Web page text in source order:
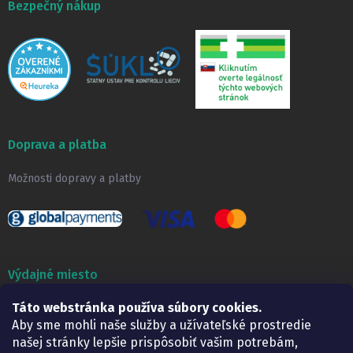
Táto webstránka používa súbory cookies.
Aby sme mohli naše služby a užívateľské prostredie
našej stránky lepšie prispôsobiť vašim potrebám,
Bezpečný nákup
Doprava a platba
Možnosti dopravy a platby
Výdajné miesto
Lekáreň ADONAI
Košice – Smetanova 2
Pondelok:
07.30 – 15.30 h.